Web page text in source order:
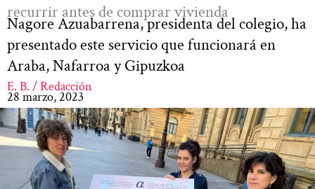
recurrir antes de comprar vivienda
Nagore Azuabarrena, presidenta del colegio, ha
presentado este servicio que funcionará en
Araba, Nafarroa y Gipuzkoa
E. B. / Redacción
28 marzo, 2023